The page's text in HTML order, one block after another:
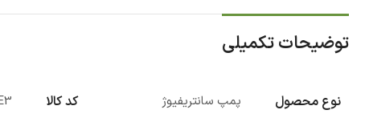
توضیحات تکمیلی
نوع محصول پمپ سانتریفیوژ کد کالا